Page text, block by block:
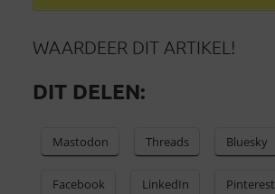
WAARDEER DIT ARTIKEL!
DIT DELEN:
Mastodon Threads Bluesky
Facebook LinkedIn Pinterest